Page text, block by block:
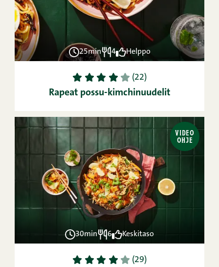
25min 4 Helppo
1 2 3 4 5 (22)
Rapeat possu-kimchinuudelit
VIDEO
OHJE
30min 6 Keskitaso
1 2 3 4 5 (29)